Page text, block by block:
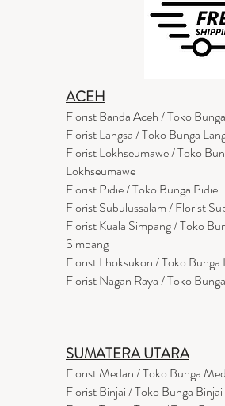
ACEH
Florist Banda Aceh / Toko
Florist Langsa / Toko Bunga
Florist Lokhseumawe / Toko
Lokhseumawe
Florist Pidie / Toko Bunga Pidie
Florist Subulussalam / Florist
Florist Kuala Simpang / Toko
Simpang
Florist Lhoksukon / Toko Bunga
Florist Nagan Raya / Toko
SUMATERA UTARA
Florist Medan / Toko Bunga
Florist Binjai / Toko Bunga Binjai